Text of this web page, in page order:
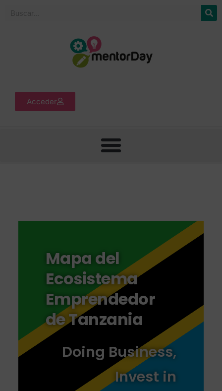
Acceder
Mapa del
Ecosistema
Emprendedor
de Tanzania
Doing Business,
Invest in